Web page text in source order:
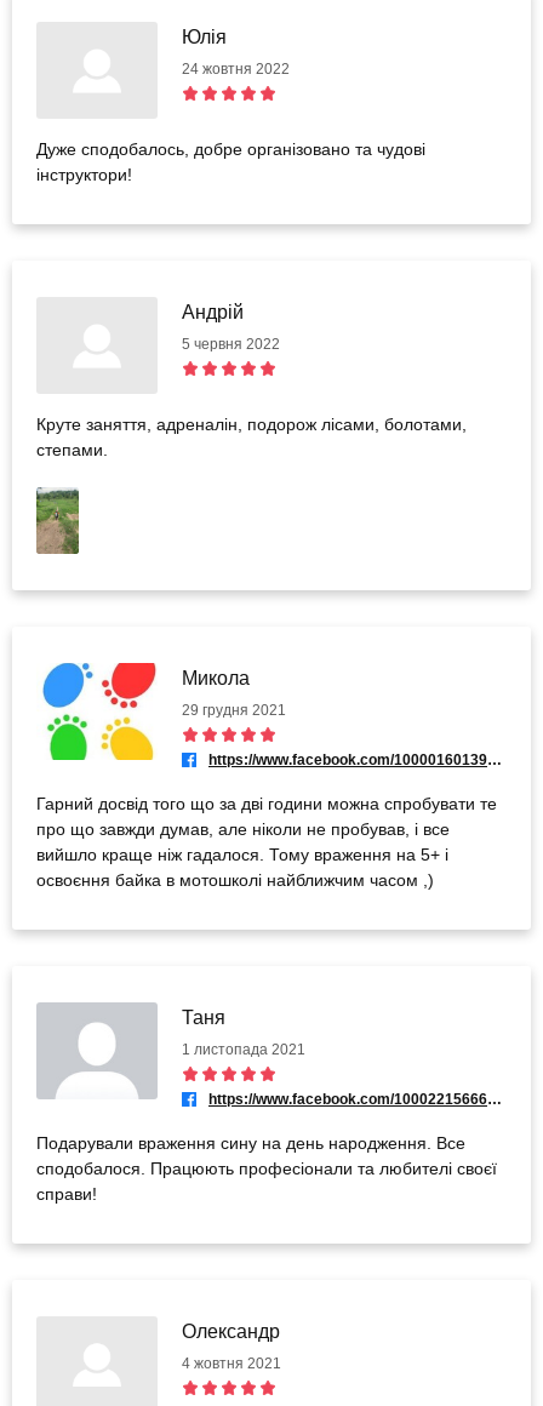
Юлія
24 жовтня 2022
Дуже сподобалось, добре організовано та чудові
інструктори!
Андрій
5 червня 2022
Круте заняття, адреналін, подорож лісами, болотами,
степами.
Микола
29 грудня 2021
https://www.facebook.com/100001601394576
Гарний досвід того що за дві години можна спробувати те
про що завжди думав, але ніколи не пробував, і все
вийшло краще ніж гадалося. Тому враження на 5+ і
освоєння байка в мотошколі найближчим часом ,)
Таня
1 листопада 2021
https://www.facebook.com/100022156664164
Подарували враження сину на день народження. Все
сподобалося. Працюють професіонали та любителі своєї
справи!
Олександр
4 жовтня 2021